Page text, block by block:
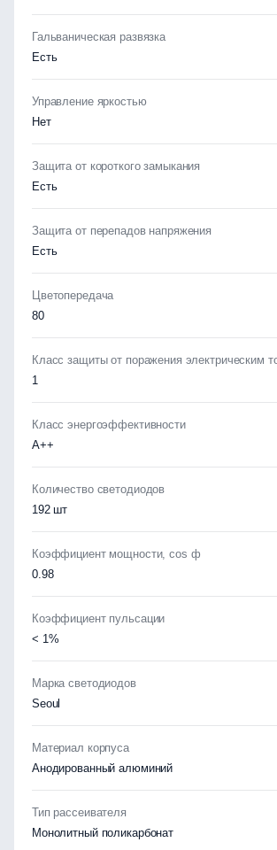
Гальваническая развязка
Есть
Управление яркостью
Нет
Защита от короткого замыкания
Есть
Защита от перепадов напряжения
Есть
Цветопередача
80
Класс защиты от поражения электрическим
1
Класс энергоэффективности
А++
Количество светодиодов
192 шт
Коэффициент мощности, cos ф
0.98
Коэффициент пульсации
< 1%
Марка светодиодов
Seoul
Материал корпуса
Анодированный алюминий
Тип рассеивателя
Монолитный поликарбонат